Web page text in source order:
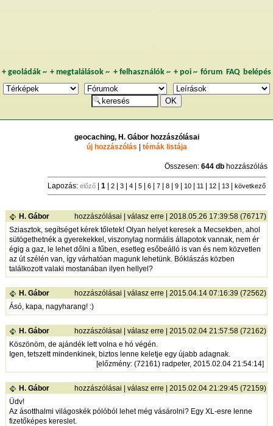
+ geoládák~ +megtalálások ~ + felhasználók~ + poi~ fórum FAQ belépés
geocaching, H. Gábor hozzászólásai
új hozzászólás | témák listája
Összesen:644 db hozzászólás
Lapozás:előző |1 | 2 | 3 | 4 | 5 | 6 | 7 | 8 | 9 | 10 | 11 | 12 | 13 |következő
H. Gábor hozzászólásai |válasz erre | 2018.05.26 17:39:58 (76717)
Sziasztok, segítséget kérek tőletek! Olyan helyet keresek a Mecsekben, ahol
sütögethetnék a gyerekekkel, viszonylag normális állapotok vannak, nem ér
égig a gaz, le lehet dőlni a fűben, esetleg esőbeálló is van és nem közvetlen
az út szélén van, így várhatóan magunk lehetünk. Bóklászás közben
találkozott valaki mostanában ilyen hellyel?
H. Gábor hozzászólásai |válasz erre | 2015.04.14 07:16:39 (72562)
Ásó, kapa, nagyharang! :)
H. Gábor hozzászólásai |válasz erre | 2015.02.04 21:57:58 (72162)
Köszönöm, de ajándék lett volna e hó végén.
Igen, tetszett mindenkinek, biztos lenne keletje egy újabb adagnak.
[előzmény: (72161) radpeter, 2015.02.04 21:54:14]
H. Gábor hozzászólásai |válasz erre | 2015.02.04 21:29:45 (72159)
Üdv!
Az ásotthalmi világoskék pólóból lehet még vásárolni? Egy XL-esre lenne
fizetőképes kereslet.